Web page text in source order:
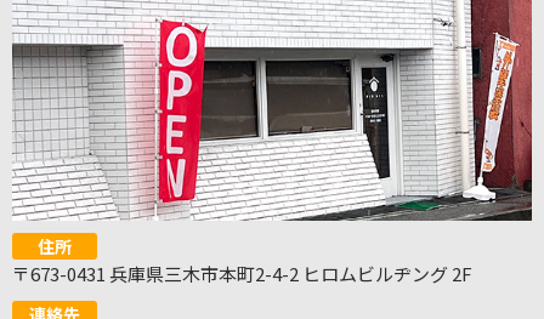
住所
〒673-0431 兵庫県三木市本町2-4-2 ヒロムビルヂング 2F
連絡先